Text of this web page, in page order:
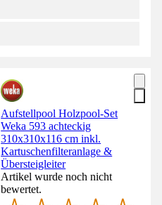
Aufstellpool Holzpool-Set
Weka 593 achteckig
310x310x116 cm inkl.
Kartuschenfilteranlage &
Übersteigleiter
Artikel wurde noch nicht
bewertet.